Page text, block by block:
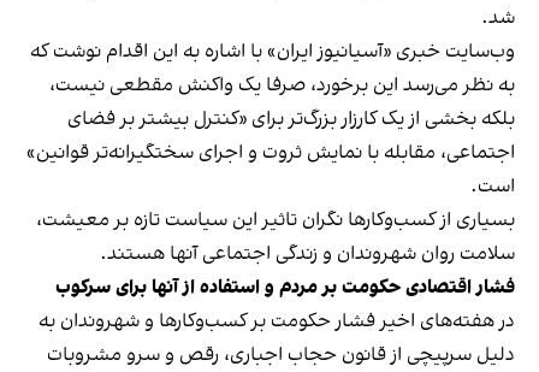
شد.
وب‌سایت خبری «آسیانیوز ایران» با اشاره به این اقدام نوشت که
به نظر می‌رسد این برخورد، صرفا یک واکنش مقطعی نیست،
بلکه بخشی از یک کارزار بزرگ‌تر برای «کنترل بیشتر بر فضای
اجتماعی، مقابله با نمایش ثروت و اجرای سختگیرانه‌تر قوانین»
است.
بسیاری از کسب‌وکارها نگران تاثیر این سیاست‌ تازه بر معیشت،
سلامت روان شهروندان و زندگی اجتماعی آنها هستند.
فشار اقتصادی حکومت بر مردم و استفاده از آنها برای سرکوب
در هفته‌های اخیر فشار حکومت بر کسب‌وکارها و شهروندان به
دلیل سرپیچی از قانون حجاب اجباری، رقص و سرو مشروبات